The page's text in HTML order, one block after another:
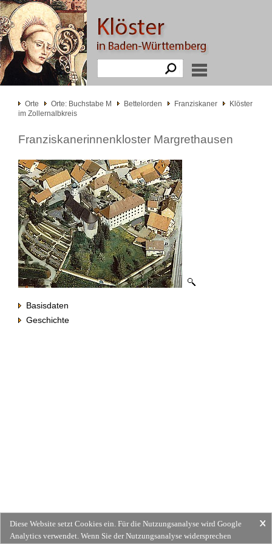
Orte Orte: Buchstabe M Bettelorden Franziskaner
Klöster
im Zollernalbkreis
Franziskanerinnenkloster Margrethausen
Basisdaten
Geschichte
Diese Website setzt Cookies ein. Für die Nutzungsanalyse wird Google
Analytics verwendet. Wenn Sie der Nutzungsanalyse widersprechen